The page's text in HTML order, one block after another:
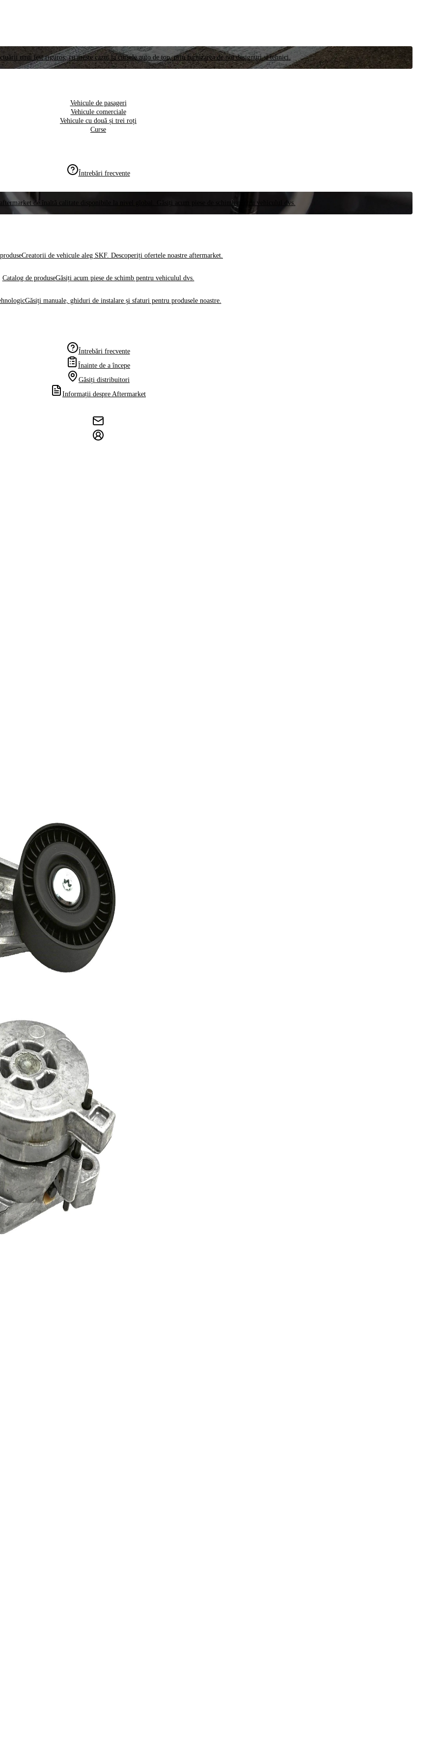
unui test riguros, cu meste cazul la cursele auto de top, prin furnizarea de noi designuri și tehnici.
Vehicule de pasageri
Vehicule comerciale
Vehicule cu două și trei roți
Curse
Întrebări frecvente
de înaltă calitate disponibile la nivel global. Găsiți acum piese de schimb pentru vehiculul dvs.
Creatorii de vehicule aleg SKF. Descoperiți ofertele noastre aftermarket.
Catalog de produseGăsiți acum piese de schimb pentru vehiculul dvs.
Găsiți manuale, ghiduri de instalare și sfaturi pentru produsele noastre.
Întrebări frecvente
Înainte de a începe
Găsiți distribuitori
Informații despre Aftermarket